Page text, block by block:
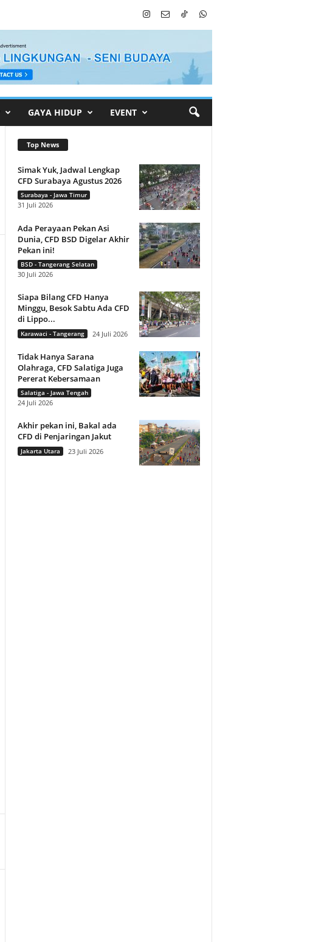
GAYA HIDUP EVENT
Top News
Simak Yuk, Jadwal Lengkap
CFD Surabaya Agustus 2026
Surabaya - Jawa Timur
31 Juli 2026
Ada Perayaan Pekan Asi
Dunia, CFD BSD Digelar Akhir
Pekan ini!
BSD - Tangerang Selatan
30 Juli 2026
Siapa Bilang CFD Hanya
Minggu, Besok Sabtu Ada CFD
di Lippo...
Karawaci - Tangerang 24 Juli 2026
Tidak Hanya Sarana
Olahraga, CFD Salatiga Juga
Pererat Kebersamaan
Salatiga - Jawa Tengah
24 Juli 2026
Akhir pekan ini, Bakal ada
CFD di Penjaringan Jakut
Jakarta Utara 23 Juli 2026